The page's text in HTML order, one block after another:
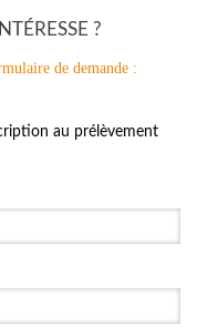
?
de demande :
au prélèvement